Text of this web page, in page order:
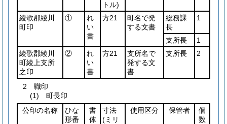
トル)
綾歌郡綾川
町印
①
れ
い
書
方21
町名で発
する文書
総務課
長
1
支所長
1
綾歌郡綾川
町綾上支所
之印
②
れ
い
書
方21
支所名で
発する文
書
支所長 2
2 職印
(1) 町長印
公印の名称
ひな
形番
書
体
寸法
(ミリ
使用区分 保管者
個
数